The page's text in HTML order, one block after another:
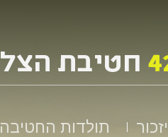
יזכור תולדות החטיבה